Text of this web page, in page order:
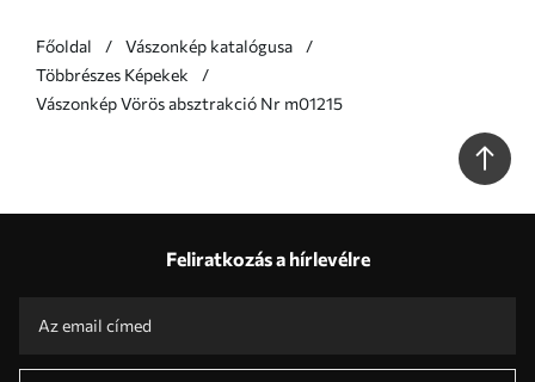
Főoldal
Vászonkép katalógusa
Többrészes Képekek
Vászonkép Vörös absztrakció Nr m01215
Feliratkozás a hírlevélre